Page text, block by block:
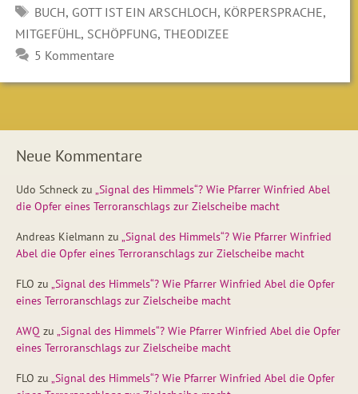
SCHLAGWÖRTER
BUCH, GOTT IST EIN ARSCHLOCH, KÖRPERSPRACHE,
MITGEFÜHL, SCHÖPFUNG,THEODIZEE
5 Kommentare
Neue Kommentare
Udo Schneck zu „Signal des Himmels“? Wie Pfarrer Winfried Abel
die Opfer eines Terroranschlags zur Zielscheibe macht
Andreas Kielmann zu „Signal des Himmels“? Wie Pfarrer Winfried
Abel die Opfer eines Terroranschlags zur Zielscheibe macht
FLO zu „Signal des Himmels“? Wie Pfarrer Winfried Abel die Opfer
eines Terroranschlags zur Zielscheibe macht
AWQ zu „Signal des Himmels“? Wie Pfarrer Winfried Abel die Opfer
eines Terroranschlags zur Zielscheibe macht
FLO zu „Signal des Himmels“? Wie Pfarrer Winfried Abel die Opfer